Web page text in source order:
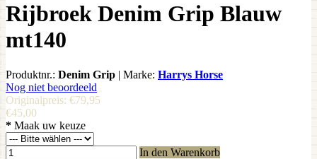
Rijbroek Denim Grip Blauw
mt140
Produktnr.: Denim Grip | Marke: Harrys Horse
Nog niet beoordeeld
Originalpreis: €79,95
€45,00
* Maak uw keuze
In den Warenkorb